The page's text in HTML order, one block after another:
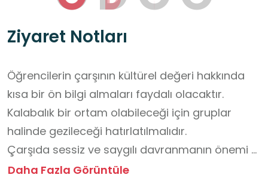
Ziyaret Notları
Öğrencilerin çarşının kültürel değeri hakkında
kısa bir ön bilgi almaları faydalı olacaktır.
Kalabalık bir ortam olabileceği için gruplar
halinde gezileceği hatırlatılmalıdır.
Çarşıda sessiz ve saygılı davranmanın önemi
vurgulanmalıdır.
Daha Fazla Görüntüle